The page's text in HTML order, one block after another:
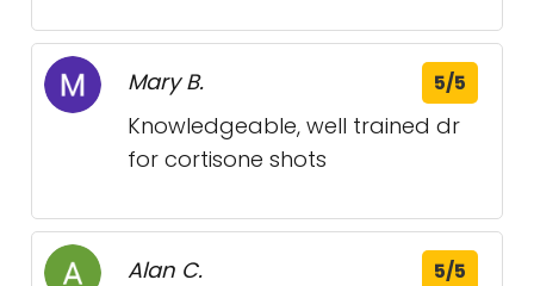
Mary B. 5/5
Knowledgeable, well trained dr
for cortisone shots
Alan C. 5/5